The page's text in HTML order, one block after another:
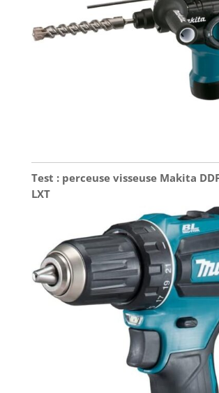
ergonomique pour la
main gauche et la main
droite. Les faibles
vibrations assurent une
prise stable et
confortable, minimisant
la fatigue de la main et
améliorant le contrôle
pendant l'utilisation.
Test : perceuse visseuse Makita
LXT